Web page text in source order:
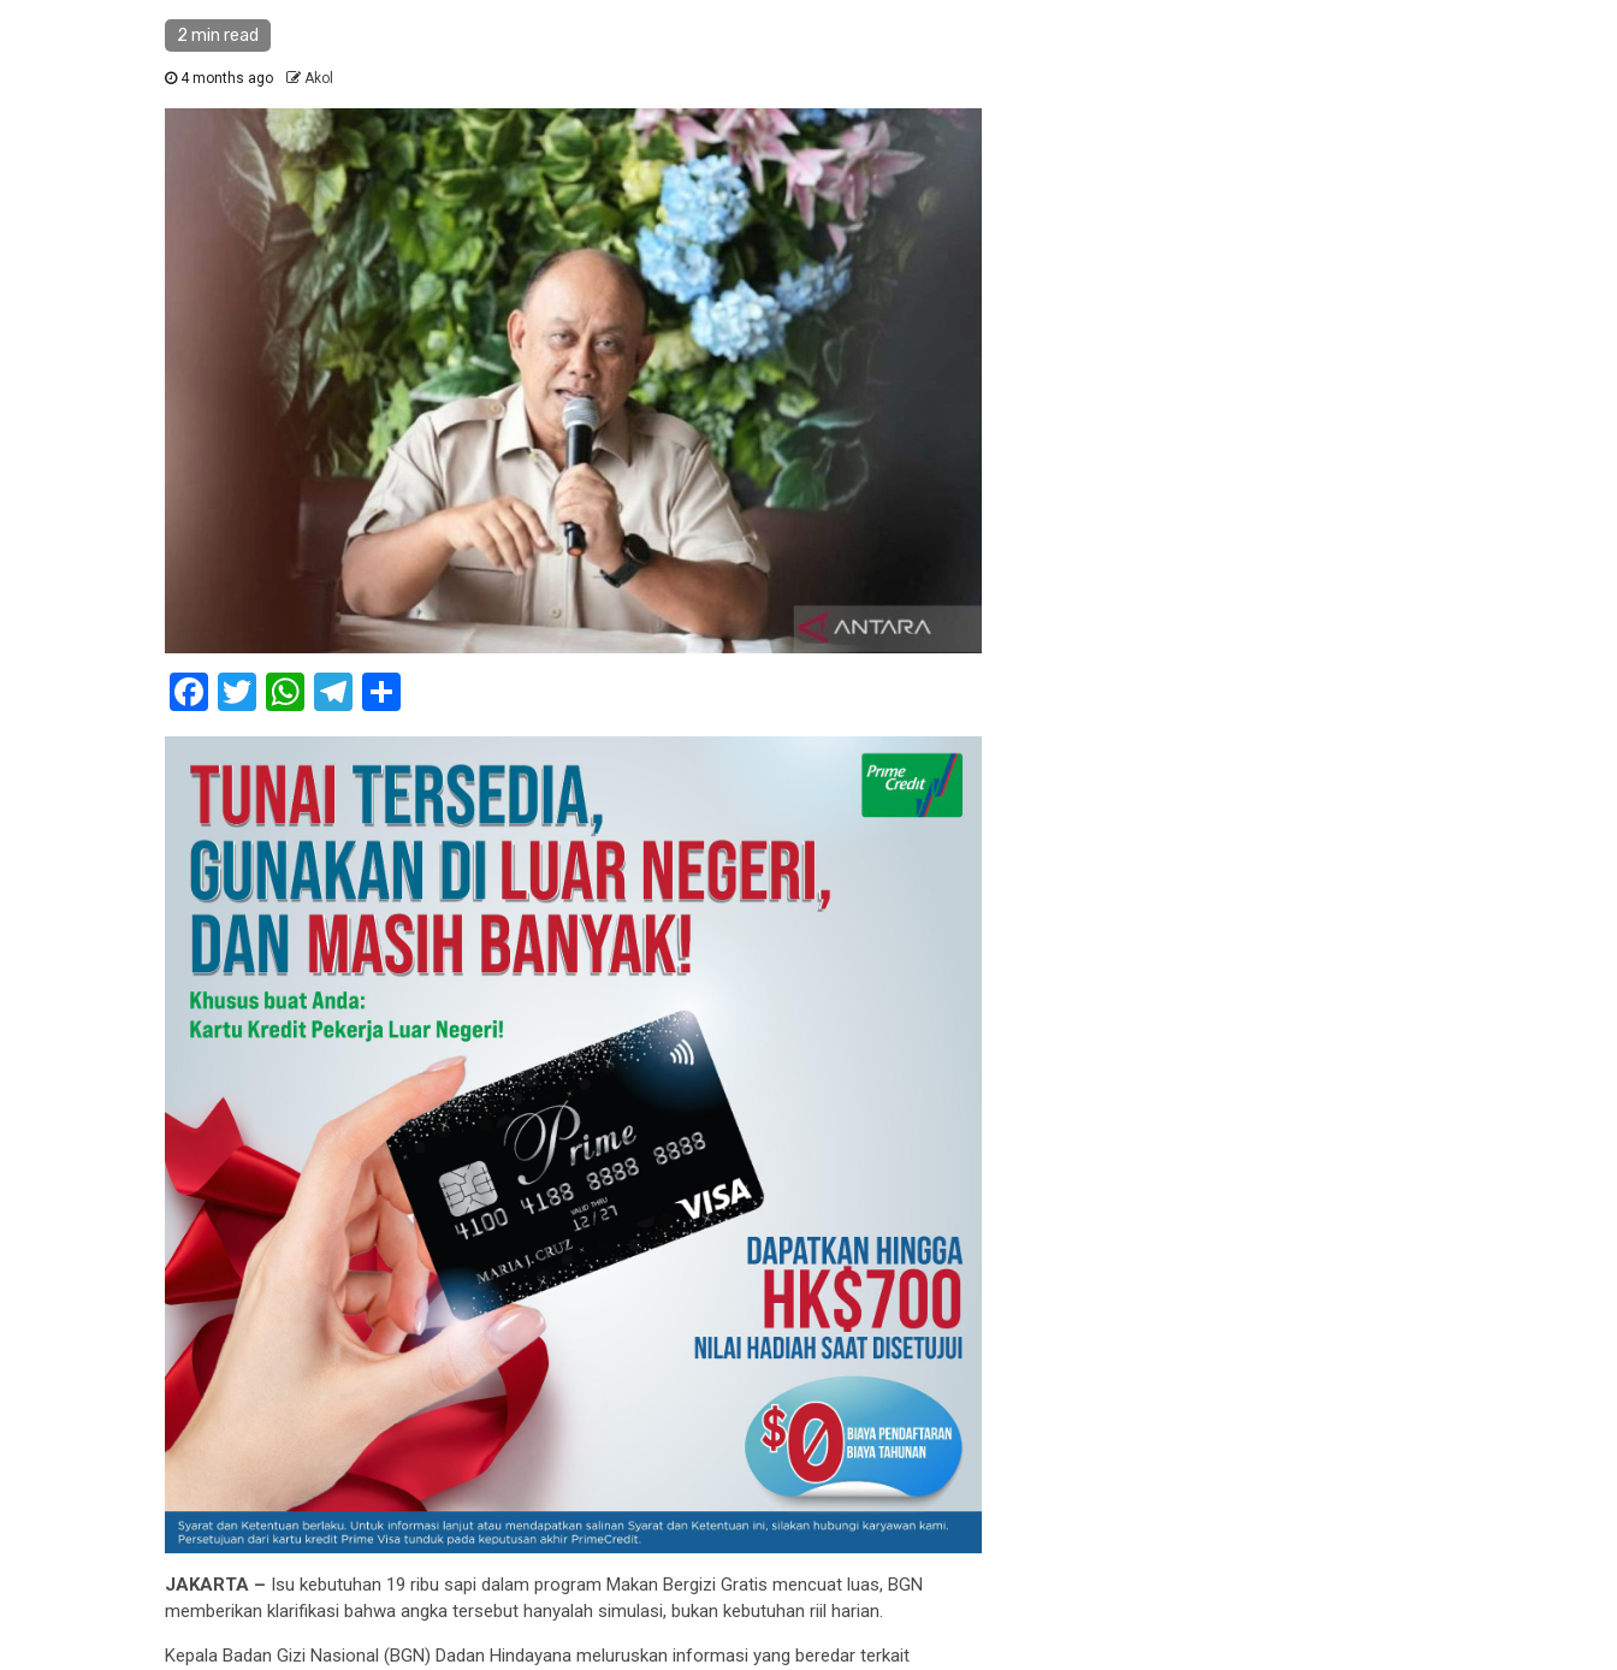
2 min read
4 months ago Akol
Facebook
Twitter
WhatsApp
Telegram
JAKARTA – Isu kebutuhan 19 ribu sapi dalam program Makan Bergizi Gratis mencuat luas, BGN
memberikan klarifikasi bahwa angka tersebut hanyalah simulasi, bukan kebutuhan riil harian.
Kepala Badan Gizi Nasional (BGN) Dadan Hindayana meluruskan informasi yang beredar terkait